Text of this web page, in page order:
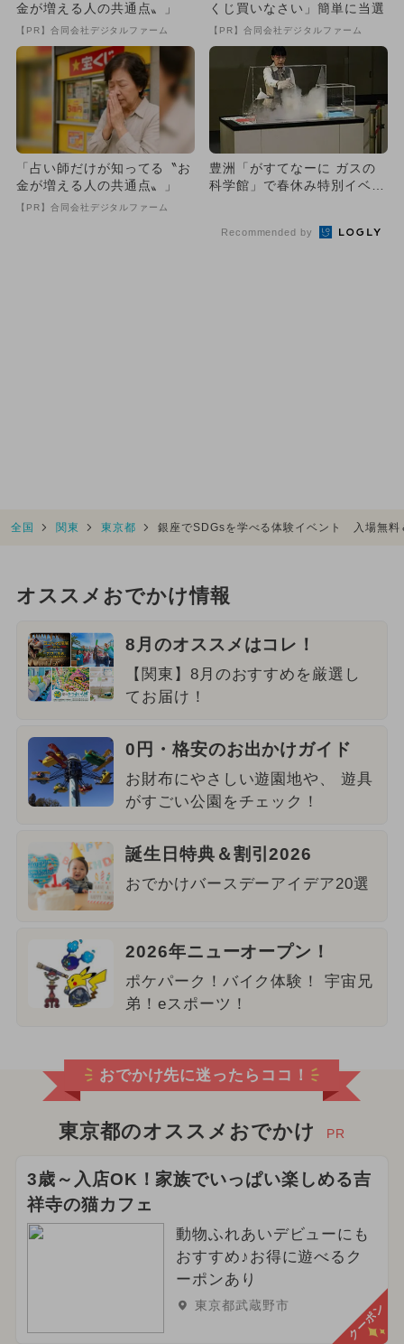
金が増える人の共通点〟」
【PR】合同会社デジタルファーム
くじ買いなさい」簡単に当選
【PR】合同会社デジタルファーム
「占い師だけが知ってる〝お
金が増える人の共通点〟」
【PR】合同会社デジタルファーム
豊洲「がすてなーに ガスの
科学館」で春休み特別イベン
Recommended by
全国 関東 東京都 銀座でSDGsを学べる体験イベント 入場無料
オススメおでかけ情報
8月のオススメはコレ！
【関東】8月のおすすめを厳選し
てお届け！
0円・格安のお出かけガイド
お財布にやさしい遊園地や、 遊具
がすごい公園をチェック！
誕生日特典＆割引2026
おでかけバースデーアイデア20選
2026年ニューオープン！
ポケパーク！バイク体験！ 宇宙兄
弟！eスポーツ！
おでかけ先に迷ったらココ！
東京都のオススメおでかけ PR
3歳～入店OK！家族でいっぱい楽しめる吉
祥寺の猫カフェ
動物ふれあいデビューにも
おすすめ♪お得に遊べるク
ーポンあり
東京都武蔵野市 クーポン